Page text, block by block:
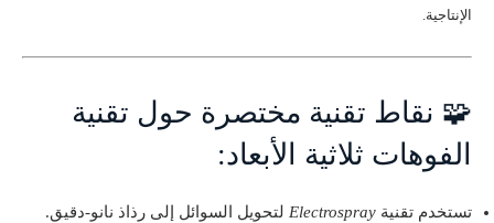
الإنتاجية.
🧩 نقاط تقنية مختصرة حول تقنية
الفوهات ثلاثية الأبعاد:
تستخدم تقنية Electrospray لتحويل السوائل إلى رذاذ نانو-دقيق.